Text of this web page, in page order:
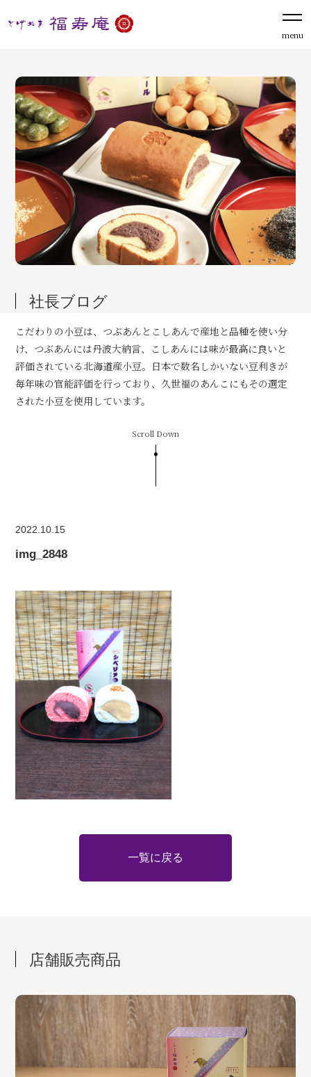
menu
社長ブログ
こだわりの小豆は、つぶあんとこしあんで産地と品種を使い分
け、つぶあんには丹波大納言、こしあんには味が最高に良いと
評価されている北海道産小豆。日本で数名しかいない豆利きが
毎年味の官能評価を行っており、久世福のあんこにもその選定
された小豆を使用しています。
Scroll Down
2022.10.15
img_2848
一覧に戻る
店舗販売商品